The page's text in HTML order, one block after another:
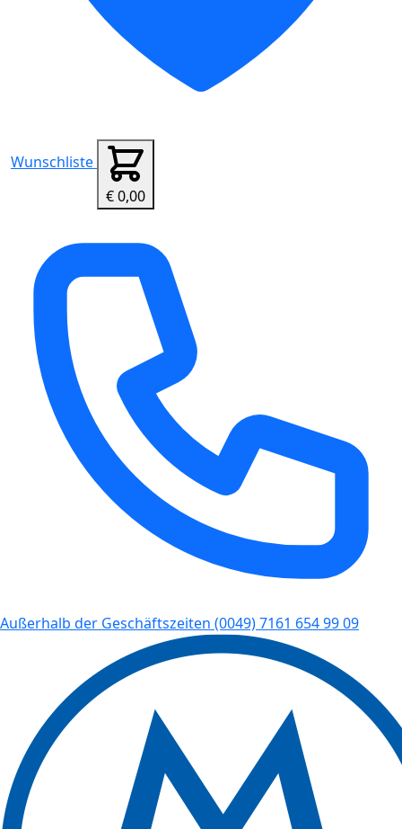
Wunschliste
€ 0,00
Außerhalb der Geschäftszeiten (0049) 7161 654 99 09